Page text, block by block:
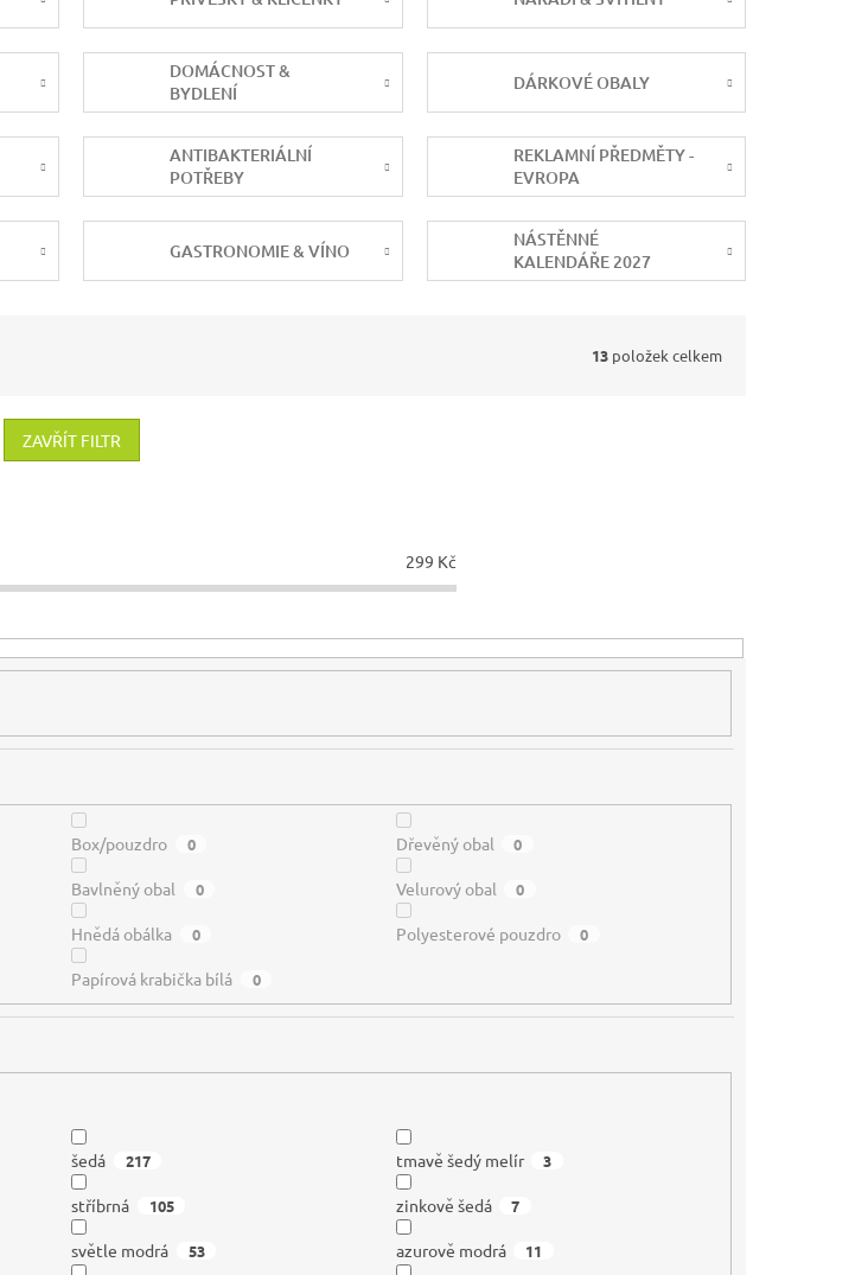
DOMÁCNOST &
BYDLENÍ
DÁRKOVÉ OBALY
ANTIBAKTERIÁLNÍ
POTŘEBY
REKLAMNÍ PŘEDMĚTY -
EVROPA
GASTRONOMIE & VÍNO
NÁSTĚNNÉ
KALENDÁŘE 2027
13 položek celkem
ZAVŘÍT FILTR
299 Kč
Box/pouzdro 0 Dřevěný obal 0
Bavlněný obal 0 Velurový obal 0
Hnědá obálka 0 Polyesterové pouzdro 0
Papírová krabička bílá 0
šedá 217 tmavě šedý melír 3
stříbrná 105 zinkově šedá 7
světle modrá 53 azurově modrá 11